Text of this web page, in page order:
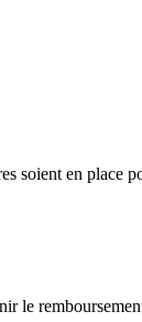
soient en place
le